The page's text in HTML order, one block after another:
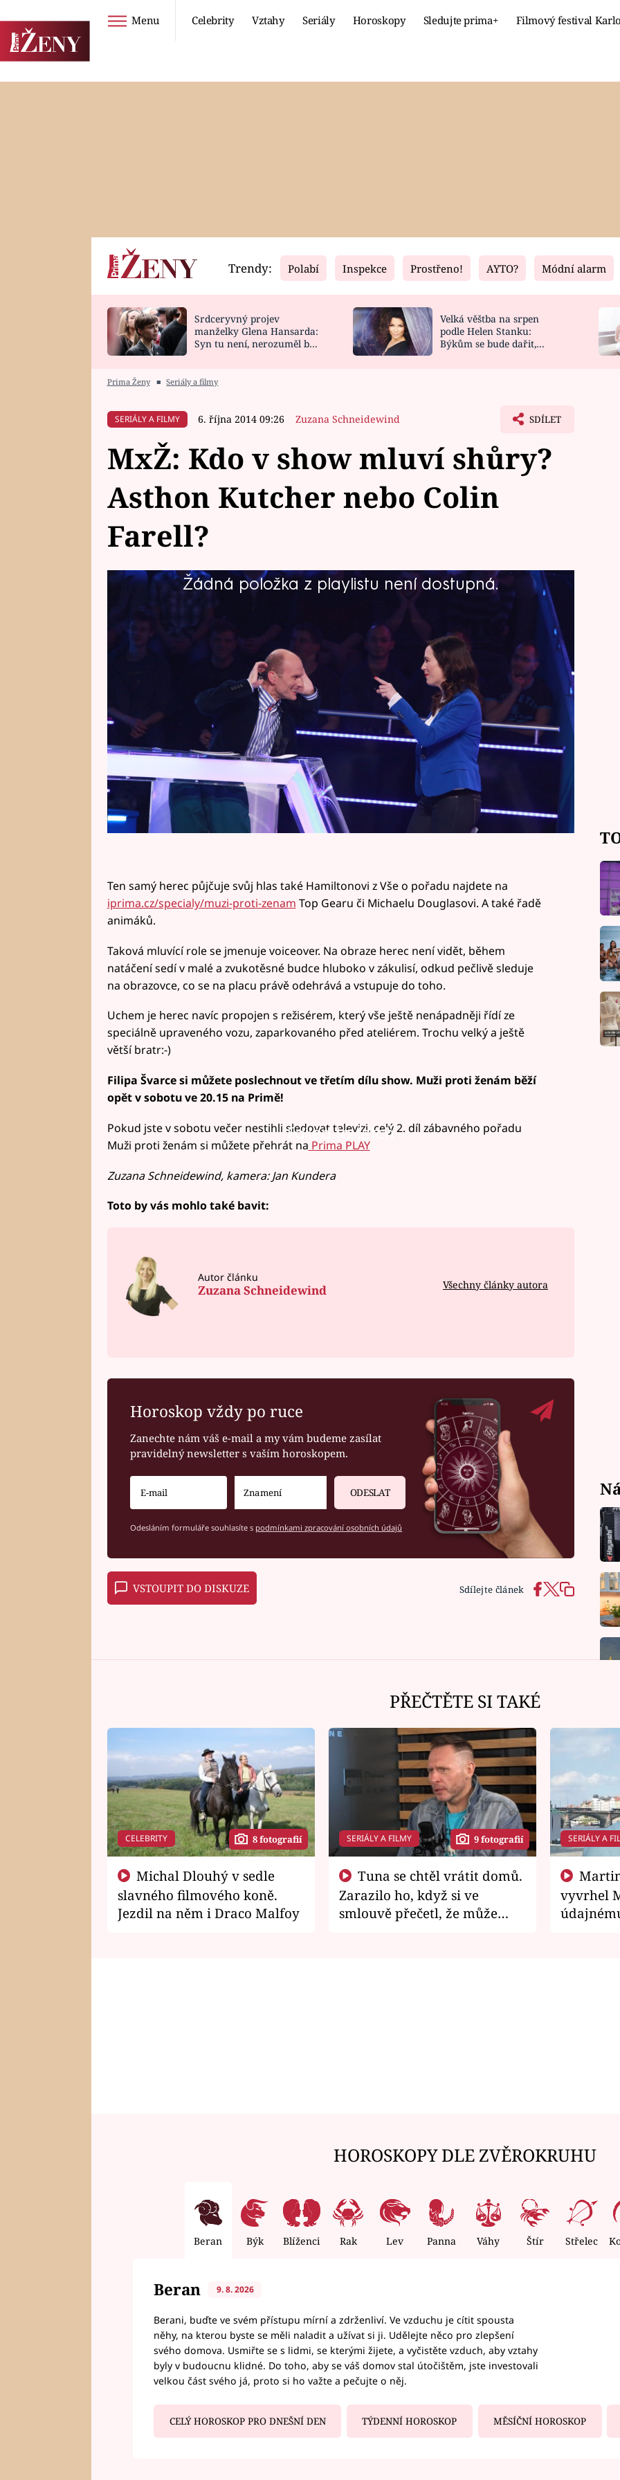
Menu Celebrity Vztahy Seriály Horoskopy Sledujte prima+ Filmový festival
Horoskopy
HOROSKOP NA
Video
CELEBRITY
VAŘENÍ
Fresh
NOVINKY
VIDEORECEPTY
Living
DESIGN
Trendy: Polabí Inspekce Prostřeno! AYTO? Módní alarm
Srdceryvný projev
manželky Glena Hansarda:
Syn tu není, nerozuměl by
Velká věštba na srpen
podle Helen Stanku:
Býkům se bude dařit,
Prima Ženy ■ Seriály a filmy
SERIÁLY A FILMY 6. října 2014 09:26 Zuzana Schneidewind SDÍLET
MxŽ: Kdo v show mluví shůry?
Asthon Kutcher nebo Colin
Farell?
Žádná položka z playlistu není dostupná.
Určitě jste si všimli, že sobotní show koriguje tajemný hlas shůry.
Komu patří? Zaposlouchejte se pořádně. Už víte? Ano, je to hlas herce
a skvělého dabéra Filipa Švarce.
Ten samý herec půjčuje svůj hlas také Hamiltonovi z Vše o pořadu najdete na
iprima.cz/specialy/muzi-proti-zenam Top Gearu či Michaelu Douglasovi. A také řadě
animáků.
Taková mluvící role se jmenuje voiceover. Na obraze herec není vidět, během
natáčení sedí v malé a zvukotěsné budce hluboko v zákulisí, odkud pečlivě sleduje
na obrazovce, co se na placu právě odehrává a vstupuje do toho.
Uchem je herec navíc propojen s režisérem, který vše ještě nenápadněji řídí ze
speciálně upraveného vozu, zaparkovaného před ateliérem. Trochu velký a ještě
větší bratr:-)
Filipa Švarce si můžete poslechnout ve třetím dílu show. Muži proti ženám běží
opět v sobotu ve 20.15 na Primě!
Failed to fetch
Pokud jste v sobotu večer nestihli sledovat televizi, celý 2. díl zábavného pořadu
Muži proti ženám si můžete přehrát na Prima PLAY
Zuzana Schneidewind, kamera: Jan Kundera
Toto by vás mohlo také bavit:
Autor článku
Zuzana Schneidewind Všechny články autora
Horoskop vždy po ruce
Zanechte nám váš e-mail a my vám budeme zasílat
pravidelný newsletter s vaším horoskopem.
ODESLAT
Odesláním formuláře souhlasíte s podmínkami zpracování osobních údajů
VSTOUPIT DO DISKUZE Sdílejte článek
PŘEČTĚTE SI TAKÉ
CELEBRITY 8 fotografií
slavného filmového koně.
Jezdil na něm i Draco Malfoy
SERIÁLY A FILMY 9 fotografií
Zarazilo ho, když si ve
smlouvě přečetl, že může
SERIÁLY A
vyvrhel
HOROSKOPY DLE ZVĚROKRUHU
Beran Býk Blíženci Rak Lev Panna Váhy Štír Střelec
Beran 9. 8. 2026
Berani, buďte ve svém přístupu mírní a zdrženliví. Ve vzduchu je cítit spousta
něhy, na kterou byste se měli naladit a užívat si ji. Udělejte něco pro zlepšení
svého domova. Usmiřte se s lidmi, se kterými žijete, a vyčistěte vzduch, aby vztahy
byly v budoucnu klidné. Do toho, aby se váš domov stal útočištěm, jste investovali
velkou část svého já, proto si ho važte a pečujte o něj.
CELÝ HOROSKOP PRO DNEŠNÍ DEN TÝDENNÍ HOROSKOP MĚSÍČNÍ HOROSKOP